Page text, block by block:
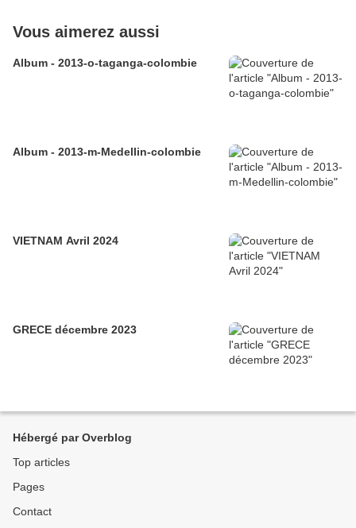
Vous aimerez aussi
Album - 2013-o-taganga-colombie
Album - 2013-m-Medellin-colombie
VIETNAM Avril 2024
GRECE décembre 2023
Hébergé par Overblog
Top articles
Pages
Contact